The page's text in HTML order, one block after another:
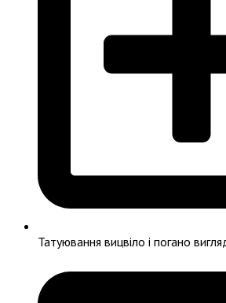
Татуювання вицвіло і погано